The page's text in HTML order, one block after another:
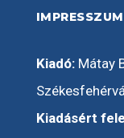
IMPRESSZUM
Kiadó:Mátay
Kiadásért